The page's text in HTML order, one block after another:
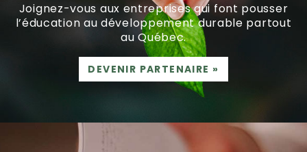
Joignez-vous aux entreprises qui font pousser
l’éducation au développement durable partout
au Québec.
DEVENIR PARTENAIRE »